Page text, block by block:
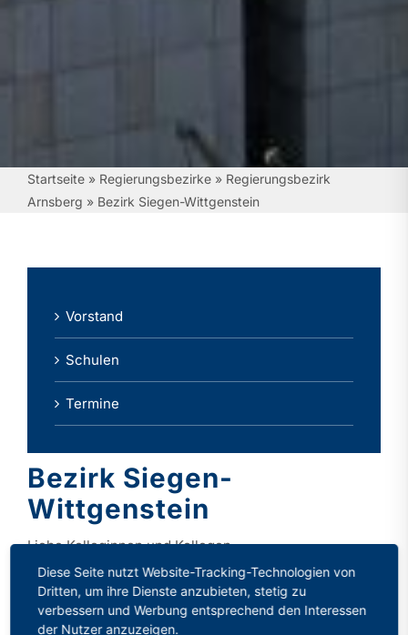
Startseite» Regierungsbezirke» Regierungsbezirk
Arnsberg » Bezirk Siegen-Wittgenstein
Bezirk Siegen-
Wittgenstein
Liebe Kolleginnen und Kollegen,
vielen Dank für Ihr Interesse an unserer Bezirksarbeit!
Zur Bezirksgruppe Siegen-Wittgenstein des
Vorstand
Schulen
Termine
Diese Seite nutzt Website-Tracking-Technologien von
Dritten, um ihre Dienste anzubieten, stetig zu
verbessern und Werbung entsprechend den Interessen
der Nutzer anzuzeigen.